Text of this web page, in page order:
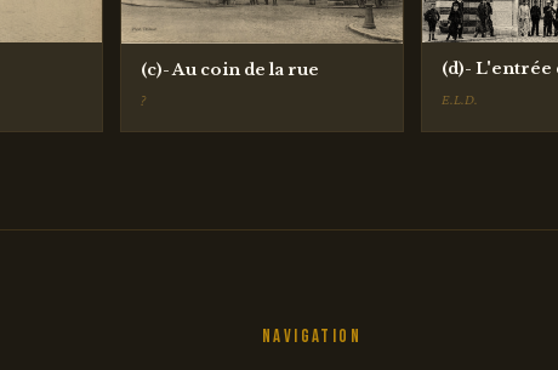
(c)- Au coin de la rue
?
(d)- L'entrée
E.L.D.
Navigation